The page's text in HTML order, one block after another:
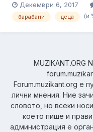
очакваме и доставка на
хора с височина от 90
Декември 6, 2017
барабани деца (и
MUZIKANT.ORG
Forum.muzikant.org е
лични мнения. Ние
словото, но всеки
което пише и
администрация е